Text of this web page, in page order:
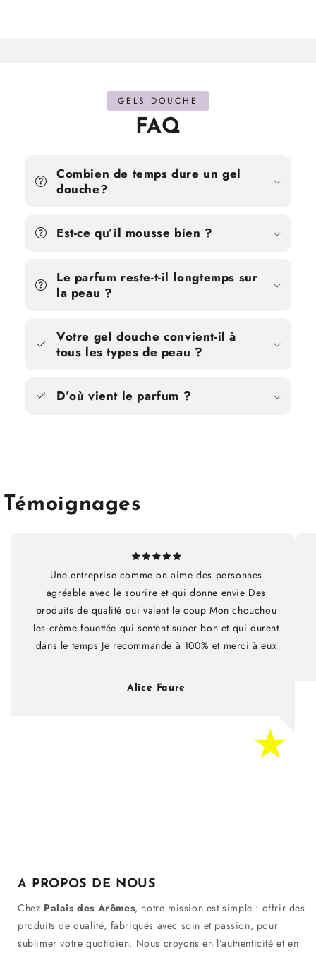
GELS DOUCHE
FAQ
Combien de temps dure un gel
douche?
Est-ce qu’il mousse bien ?
Le parfum reste-t-il longtemps sur
la peau ?
Votre gel douche convient-il à
tous les types de peau ?
D’où vient le parfum ?
Témoignages
Une entreprise comme on aime des personnes
agréable avec le sourire et qui donne envie Des
produits de qualité qui valent le coup Mon chouchou
les crème fouettée qui sentent super bon et qui durent
dans le temps Je recommande à 100% et merci à eux
Alice Faure
A PROPOS DE NOUS
Chez Palais des Arômes, notre mission est simple : offrir des
produits de qualité, fabriqués avec soin et passion, pour
sublimer votre quotidien. Nous croyons en l’authenticité et en